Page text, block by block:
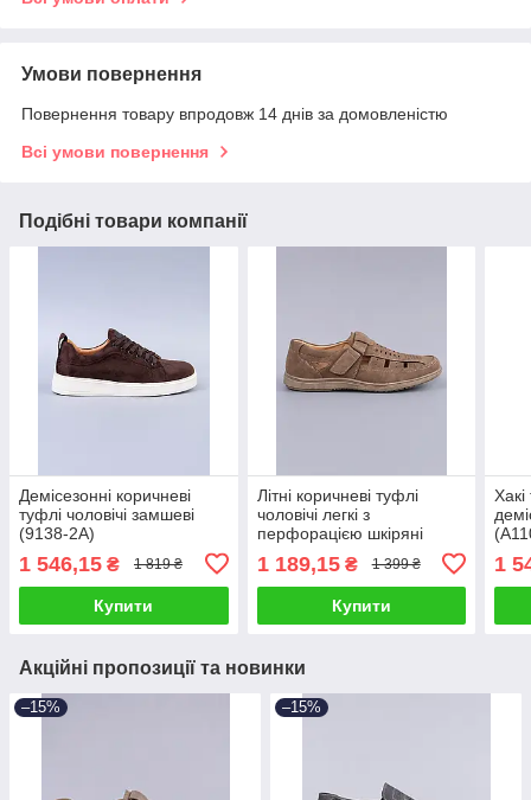
Умови повернення
Повернення товару впродовж 14 днів за домовленістю
Всі умови повернення
Подібні товари компанії
Демісезонні коричневі
туфлі чоловічі замшеві
(9138-2A)
1 546,15 ₴ 1 819 ₴
Купити
Літні коричневі туфлі
чоловічі легкі з
перфорацією шкіряні
1 189,15₴ 1 399 ₴
Купити
Хакі
1
Акційні пропозиції та новинки
–15% –15%